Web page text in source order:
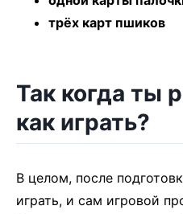
трёх карт пшиков
Так когда ты
как играть?
В целом, после
играть, и сам игровой